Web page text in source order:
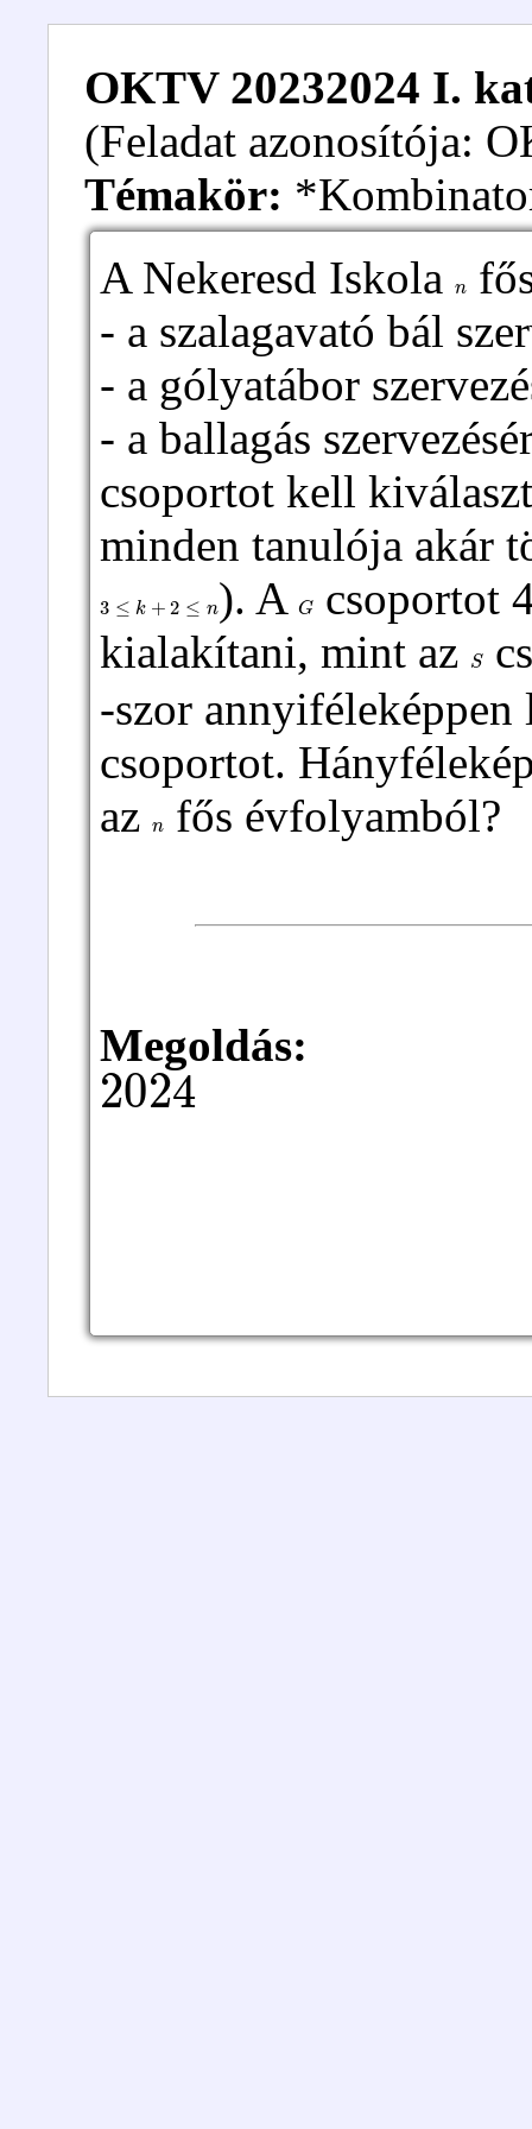
OKTV 20232024 I.
(Feladat azonosítója:
Témakör:
A Nekeresd Iskola
- a szalagavató bál
- a gólyatábor
- a ballagás
csoportot kell
minden tanulója akár
3 k + ≤ n ). A Gcsoportot
kialakítani, mint az
S
-szor
csoportot.
az fős évfolyamból?
Megoldás:
2024